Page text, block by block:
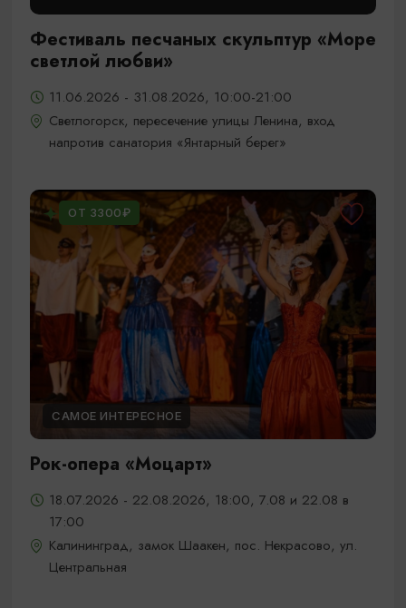
Фестиваль песчаных скульптур «Море
светлой любви»
11.06.2026 - 31.08.2026, 10:00-21:00
Светлогорск, пересечение улицы Ленина, вход
напротив санатория «Янтарный берег»
ОТ 3300₽
САМОЕ ИНТЕРЕСНОЕ
Рок-опера «Моцарт»
18.07.2026 - 22.08.2026, 18:00, 7.08 и 22.08 в
17:00
Калининград, замок Шаакен, пос. Некрасово, ул.
Центральная